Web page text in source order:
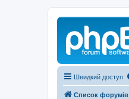
Швидкий доступ
Список форумів